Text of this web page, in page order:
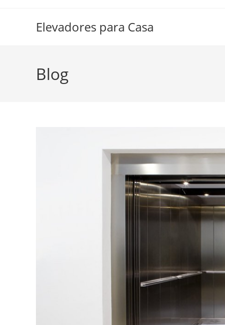
Elevadores para Casa
Blog